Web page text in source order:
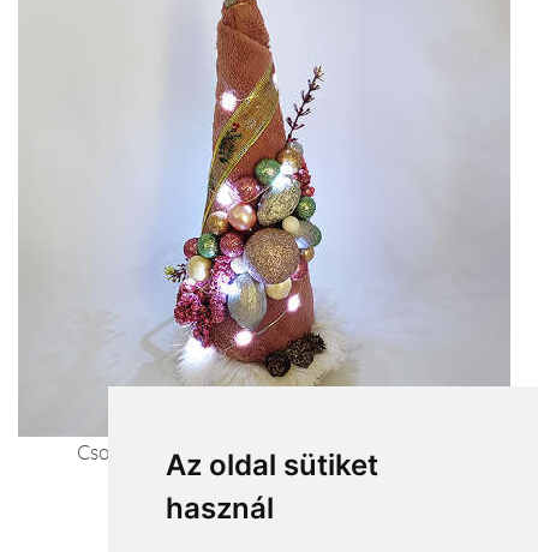
Az oldal sütiket
használ
Csodás dísz és az igazi karácsony hangulata.
Karácsonyfa